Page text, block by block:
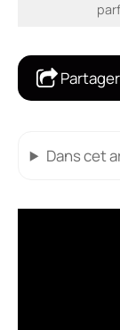
Dans cet